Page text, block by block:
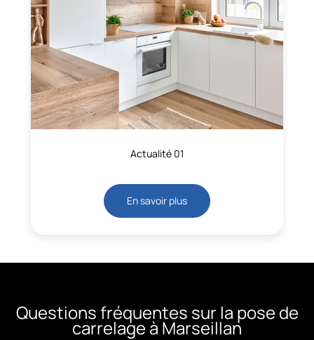
Actualité 01
En savoir plus
Questions fréquentes sur la pose de
carrelage à Marseillan